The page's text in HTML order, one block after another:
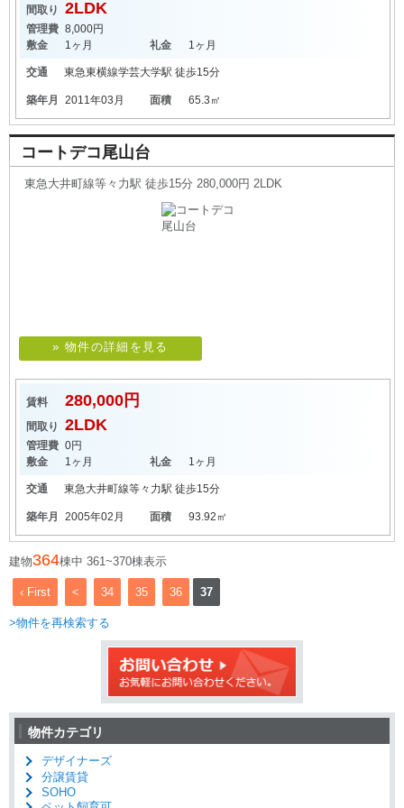
間取り 2LDK
管理費 8,000円
敷金
1ヶ月 礼金 1ヶ月
交通 東急東横線学芸大学駅 徒歩15分
築年月 2011年03月 面積 65.3㎡
コートデコ尾山台
東急大井町線等々力駅 徒歩15分 280,000円 2LDK
» 物件の詳細を見る
賃料 280,000円
間取り 2LDK
管理費 0円
敷金
1ヶ月 礼金 1ヶ月
交通 東急大井町線等々力駅 徒歩15分
築年月 2005年02月 面積 93.92㎡
建物364棟中 361~370棟表示
‹ First < 34 35 36 37
>物件を再検索する
物件カテゴリ
デザイナーズ
分譲賃貸
SOHO